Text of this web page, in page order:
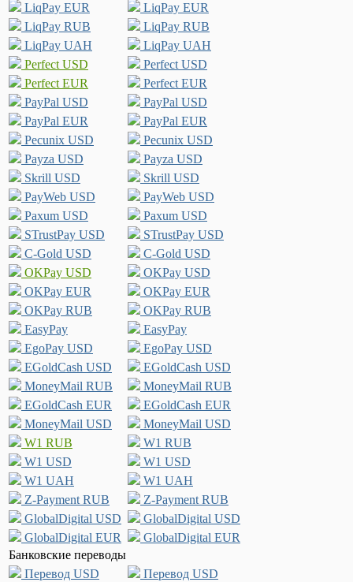
LiqPay EUR
LiqPay EUR
LiqPay RUB
LiqPay RUB
LiqPay UAH
LiqPay UAH
Perfect USD
Perfect USD
Perfect EUR
Perfect EUR
PayPal USD
PayPal USD
PayPal EUR
PayPal EUR
Pecunix USD
Pecunix USD
Payza USD
Payza USD
Skrill USD
Skrill USD
PayWeb USD
PayWeb USD
Paxum USD
Paxum USD
STrustPay USD
STrustPay USD
C-Gold USD
C-Gold USD
OKPay USD
OKPay USD
OKPay EUR
OKPay EUR
OKPay RUB
OKPay RUB
EasyPay
EasyPay
EgoPay USD
EgoPay USD
EGoldCash USD
EGoldCash USD
MoneyMail RUB
MoneyMail RUB
EGoldCash EUR
EGoldCash EUR
MoneyMail USD
MoneyMail USD
W1 RUB
W1 RUB
W1 USD
W1 USD
W1 UAH
W1 UAH
Z-Payment RUB
Z-Payment RUB
GlobalDigital USD
GlobalDigital USD
GlobalDigital EUR
GlobalDigital EUR
Банковские переводы
Перевод USD
Перевод USD